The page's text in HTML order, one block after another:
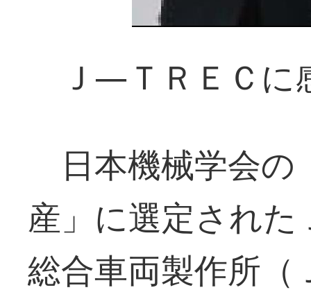
Ｊ―ＴＲＥＣに
日本機械学会の
産」に選定され
総合車両製作所